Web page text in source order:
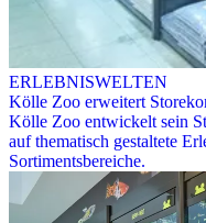
ERLEBNISWELTEN
Kölle Zoo erweitert
Kölle Zoo entwickelt sein
auf thematisch gestaltete
Sortimentsbereiche.